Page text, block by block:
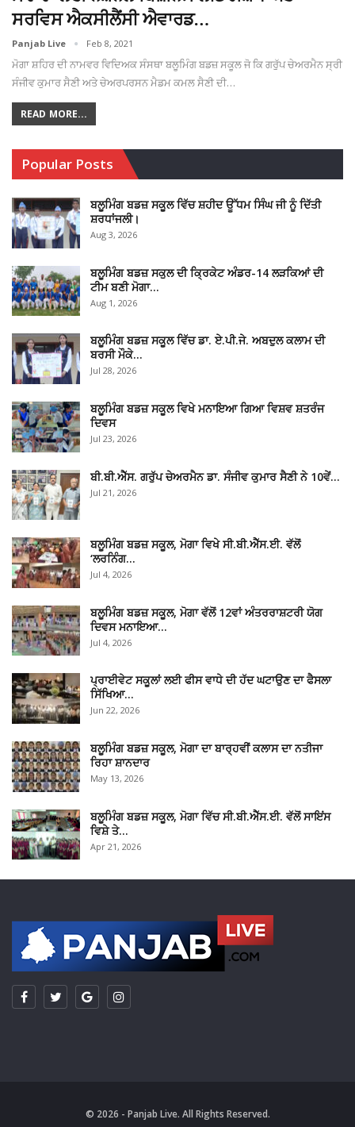
ਸਰਵਿਸ ਐਕਸੀਲੈਂਸੀ ਐਵਾਰਡ…
Panjab Live Feb 8, 2021
ਮੋਗਾ ਸ਼ਹਿਰ ਦੀ ਨਾਮਵਰ ਵਿਦਿਅਕ ਸੰਸਥਾ ਬਲੂਮਿੰਗ ਬਡਜ਼ ਸਕੂਲ ਜੋ ਕਿ ਗਰੁੱਪ ਚੇਅਰਮੈਨ ਸ੍ਰੀ
ਸੰਜੀਵ ਕੁਮਾਰ ਸੈਣੀ ਅਤੇ ਚੇਅਰਪਰਸਨ ਮੈਡਮ ਕਮਲ ਸੈਣੀ ਦੀ…
READ MORE...
Popular Posts
ਬਲੂਮਿੰਗ ਬਡਜ਼ ਸਕੂਲ ਵਿੱਚ ਸ਼ਹੀਦ ਊੱਧਮ ਸਿੰਘ ਜੀ ਨੂੰ ਦਿੱਤੀ
ਸ਼ਰਧਾਂਜਲੀ।
Aug 3, 2026
ਬਲੂਮਿੰਗ ਬਡਜ਼ ਸਕੁਲ ਦੀ ਕ੍ਰਿਕੇਟ ਅੰਡਰ-14 ਲੜਕਿਆਂ ਦੀ
ਟੀਮ ਬਣੀ ਮੋਗਾ…
Aug 1, 2026
ਬਲੂਮਿੰਗ ਬਡਜ਼ ਸਕੂਲ ਵਿੱਚ ਡਾ. ਏ.ਪੀ.ਜੇ. ਅਬਦੁਲ ਕਲਾਮ ਦੀ
ਬਰਸੀ ਮੌਕੇ…
Jul 28, 2026
ਬਲੂਮਿੰਗ ਬਡਜ਼ ਸਕੂਲ ਵਿਖੇ ਮਨਾਇਆ ਗਿਆ ਵਿਸ਼ਵ ਸ਼ਤਰੰਜ
ਦਿਵਸ
Jul 23, 2026
ਬੀ.ਬੀ.ਐੱਸ. ਗਰੁੱਪ ਚੇਅਰਮੈਨ ਡਾ. ਸੰਜੀਵ ਕੁਮਾਰ ਸੈਣੀ ਨੇ 10ਵੇਂ…
Jul 21, 2026
ਬਲੂਮਿੰਗ ਬਡਜ਼ ਸਕੂਲ, ਮੋਗਾ ਵਿਖੇ ਸੀ.ਬੀ.ਐੱਸ.ਈ. ਵੱਲੋਂ
‘ਲਰਨਿੰਗ…
Jul 4, 2026
ਬਲੂਮਿੰਗ ਬਡਜ਼ ਸਕੂਲ, ਮੋਗਾ ਵੱਲੋਂ 12ਵਾਂ ਅੰਤਰਰਾਸ਼ਟਰੀ ਯੋਗ
ਦਿਵਸ ਮਨਾਇਆ…
Jul 4, 2026
ਪ੍ਰਾਈਵੇਟ ਸਕੂਲਾਂ ਲਈ ਫੀਸ ਵਾਧੇ ਦੀ ਹੱਦ ਘਟਾਉਣ ਦਾ ਫੈਸਲਾ
ਸਿੱਖਿਆ…
Jun 22, 2026
ਬਲੂਮਿੰਗ ਬਡਜ਼ ਸਕੂਲ, ਮੋਗਾ ਦਾ ਬਾਰ੍ਹਵੀਂ ਕਲਾਸ ਦਾ ਨਤੀਜਾ
ਰਿਹਾ ਸ਼ਾਨਦਾਰ
May 13, 2026
ਬਲੂਮਿੰਗ ਬਡਜ਼ ਸਕੂਲ, ਮੋਗਾ ਵਿੱਚ ਸੀ.ਬੀ.ਐੱਸ.ਈ. ਵੱਲੋਂ ਸਾਇਂਸ
ਵਿਸ਼ੇ ਤੇ…
Apr 21, 2026
© 2026 - Panjab Live. All Rights Reserved.